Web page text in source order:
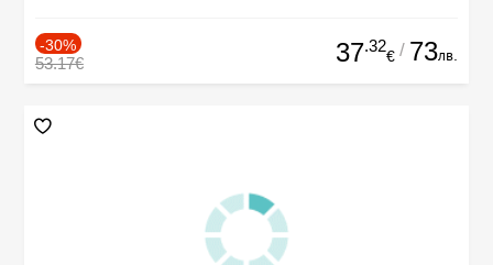
-30%
53.17€ 37.32
€ / 73лв.